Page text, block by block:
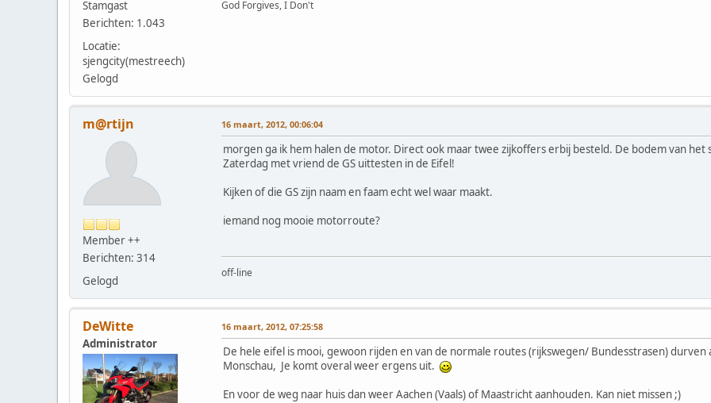
Stamgast
Berichten: 1.043
Locatie:
sjengcity(mestreech)
Gelogd
God Forgives, I Don't
m@rtijn
Member ++
Berichten: 314
Gelogd
16 maart, 2012, 00:06:04
morgen ga ik hem halen de motor. Direct ook maar twee zijkoffers erbij besteld. De bodem van het
Zaterdag met vriend de GS uittesten in de Eifel!
Kijken of die GS zijn naam en faam echt wel waar maakt.
iemand nog mooie motorroute?
off-line
DeWitte
Administrator
16 maart, 2012, 07:25:58
De hele eifel is mooi, gewoon rijden en van de normale routes (rijkswegen/ Bundesstrasen)
Monschau, Je komt overal weer ergens uit.
En voor de weg naar huis dan weer Aachen (Vaals) of Maastricht aanhouden. Kan niet missen ;)